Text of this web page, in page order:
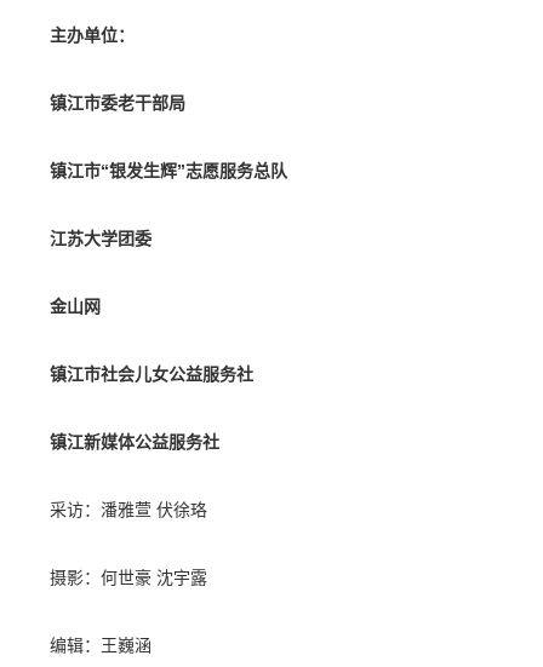
主办单位：
镇江市委老干部局
镇江市“银发生辉”志愿服务总队
江苏大学团委
金山网
镇江市社会儿女公益服务社
镇江新媒体公益服务社
采访：潘雅萱 伏徐珞
摄影：何世豪 沈宇露
编辑：王巍涵